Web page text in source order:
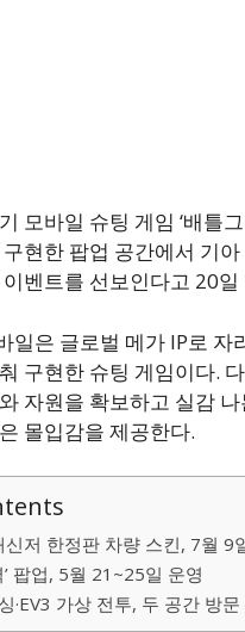
모바일 슈팅 게임 ‘배틀
현한 팝업 공간에서 기
이벤트를 선보인다고 20일
일은 글로벌 메가 IP로 자
구현한 슈팅 게임이다.
자원을 확보하고 실감
몰입감을 제공한다.
신저 한정판 차량 스킨, 7월 9
’ 팝업, 5월 21~25일 운영
·EV3 가상 전투, 두 공간 방